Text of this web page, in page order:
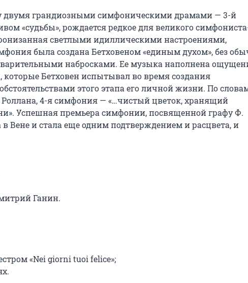
двумя грандиозными симфоническими драмами — 3-й
«судьбы», рождается редкое для великого
светлыми идиллическими настроениями,
была создана Бетховеном «единым духом», без
набросками. Ее музыка наполнена
Бетховен испытывал во время создания
этого этапа его личной жизни. По
Роллана, 4-я симфония — «…чистый цветок, хранящий
Успешная премьера симфонии, посвященной графу Ф.
в Вене и стала еще одним подтверждением и расцвета, и
Ганин.
«Nei giorni tuoi felice»;